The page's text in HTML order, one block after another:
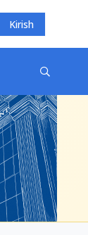
Kirish